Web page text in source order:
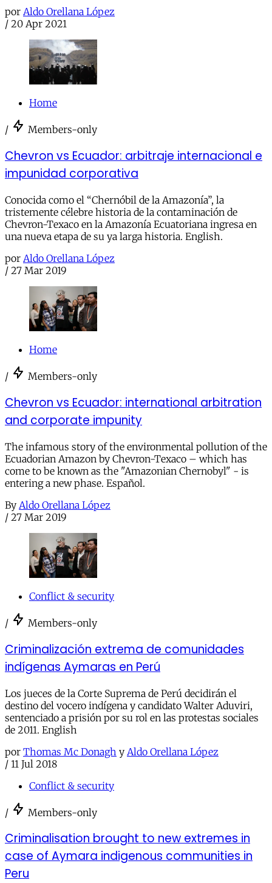
por Aldo Orellana López
/ 20 Apr 2021
Home
/ Members-only
Chevron vs Ecuador: arbitraje internacional e
impunidad corporativa
Conocida como el “Chernóbil de la Amazonía”, la
tristemente célebre historia de la contaminación de
Chevron-Texaco en la Amazonía Ecuatoriana ingresa en
una nueva etapa de su ya larga historia. English.
por Aldo Orellana López
/ 27 Mar 2019
Home
/ Members-only
Chevron vs Ecuador: international arbitration
and corporate impunity
The infamous story of the environmental pollution of the
Ecuadorian Amazon by Chevron-Texaco – which has
come to be known as the "Amazonian Chernobyl" - is
entering a new phase. Español.
By Aldo Orellana López
/ 27 Mar 2019
Conflict & security
/ Members-only
Criminalización extrema de comunidades
indígenas Aymaras en Perú
Los jueces de la Corte Suprema de Perú decidirán el
destino del vocero indígena y candidato Walter Aduviri,
sentenciado a prisión por su rol en las protestas sociales
de 2011. English
por Thomas Mc Donagh y Aldo Orellana López
/ 11 Jul 2018
Conflict & security
/ Members-only
Criminalisation brought to new extremes in
case of Aymara indigenous communities in
Peru